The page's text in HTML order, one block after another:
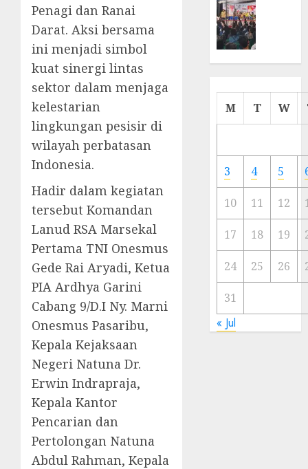
Penagi dan Ranai
Darat. Aksi bersama
ini menjadi simbol
kuat sinergi lintas
sektor dalam menjaga
kelestarian
lingkungan pesisir di
wilayah perbatasan
Indonesia.
Hadir dalam kegiatan
tersebut Komandan
Lanud RSA Marsekal
Pertama TNI Onesmus
Gede Rai Aryadi, Ketua
PIA Ardhya Garini
Cabang 9/D.I Ny. Marni
Onesmus Pasaribu,
Kepala Kejaksaan
Negeri Natuna Dr.
Erwin Indrapraja,
Kepala Kantor
Pencarian dan
Pertolongan Natuna
Abdul Rahman, Kepala
Cermin
Ibu
Kota
23/11/
M T W
3 4 5
10 11 12
17 18 19
24 25 26
31
« Jul